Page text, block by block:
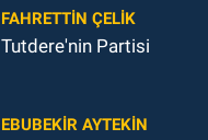
FAHRETTIN ÇELİK
Tutdere'nin Partisi
EBUBEKIR AYTEKIN